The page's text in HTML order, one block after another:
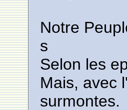
Notre
s
Selon les
Mais, avec
surmontes.